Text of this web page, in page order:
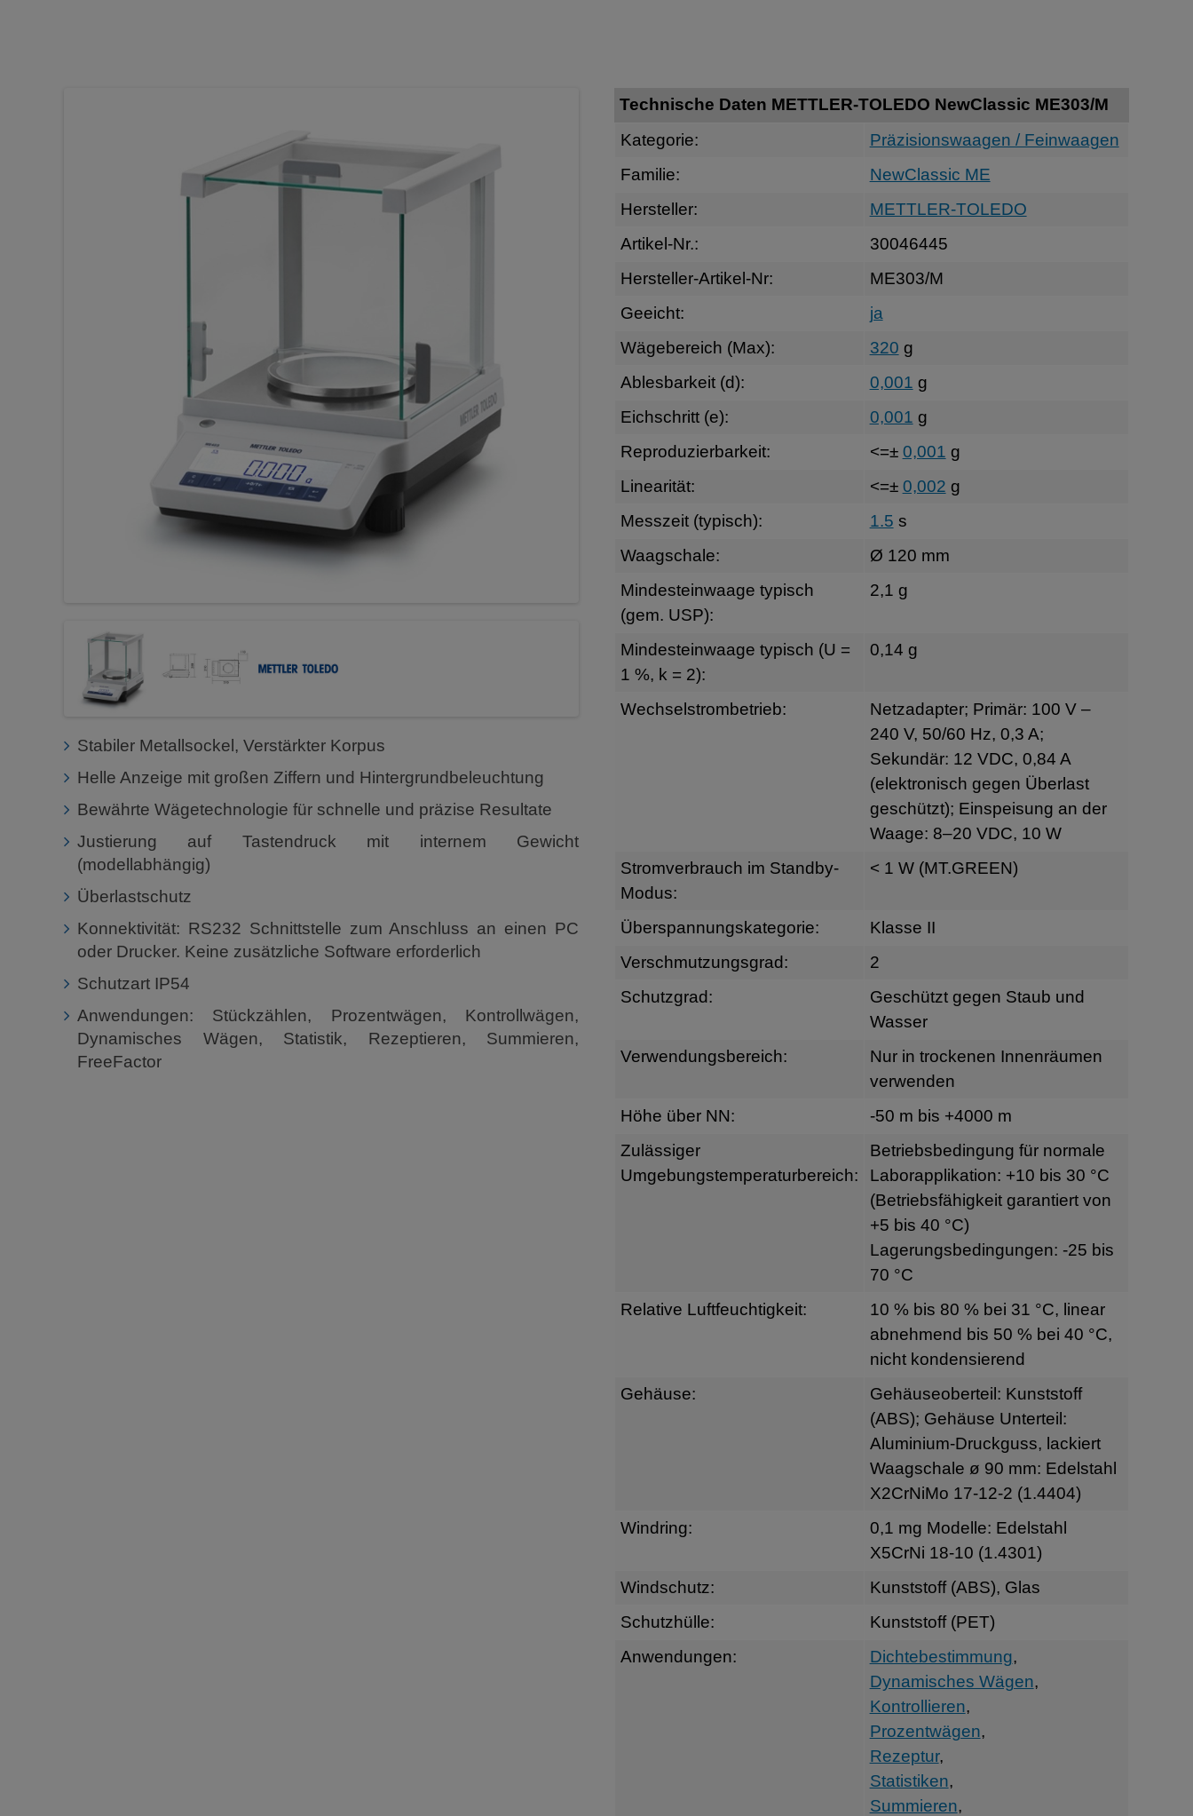
Stabiler Metallsockel, Verstärkter Korpus
Helle Anzeige mit großen Ziffern und Hintergrundbeleuchtung
Bewährte Wägetechnologie für schnelle und präzise Resultate
Justierung auf Tastendruck mit internem Gewicht
(modellabhängig)
Überlastschutz
Konnektivität: RS232 Schnittstelle zum Anschluss an einen PC
oder Drucker. Keine zusätzliche Software erforderlich
Schutzart IP54
Anwendungen: Stückzählen, Prozentwägen, Kontrollwägen,
Dynamisches Wägen, Statistik, Rezeptieren, Summieren,
FreeFactor
Technische Daten METTLER-TOLEDO NewClassic ME303/M
Kategorie:
Präzisionswaagen / Feinwaagen
Familie:
NewClassic ME
Hersteller:
METTLER-TOLEDO
Artikel-Nr.:
30046445
Hersteller-Artikel-Nr:
ME303/M
Geeicht:
ja
Wägebereich (Max):
320 g
Ablesbarkeit (d):
0,001 g
Eichschritt (e):
0,001 g
Reproduzierbarkeit:
<=± 0,001 g
Linearität:
<=± 0,002 g
Messzeit (typisch):
1.5 s
Waagschale:
Ø 120 mm
Mindesteinwaage typisch
(gem. USP):
2,1 g
Mindesteinwaage typisch (U =
1 %, k = 2):
0,14 g
Wechselstrombetrieb:
Netzadapter; Primär: 100 V –
240 V, 50/60 Hz, 0,3 A;
Sekundär: 12 VDC, 0,84 A
(elektronisch gegen Überlast
geschützt); Einspeisung an der
Waage: 8–20 VDC, 10 W
Stromverbrauch im Standby-
Modus:
< 1 W (MT.GREEN)
Überspannungskategorie:
Klasse II
Verschmutzungsgrad:
2
Schutzgrad:
Geschützt gegen Staub und
Wasser
Verwendungsbereich:
Nur in trockenen Innenräumen
verwenden
Höhe über NN:
-50 m bis +4000 m
Zulässiger
Umgebungstemperaturbereich:
Betriebsbedingung für normale
Laborapplikation: +10 bis 30 °C
(Betriebsfähigkeit garantiert von
+5 bis 40 °C)
Lagerungsbedingungen: -25 bis
70 °C
Relative Luftfeuchtigkeit:
10 % bis 80 % bei 31 °C, linear
abnehmend bis 50 % bei 40 °C,
nicht kondensierend
Gehäuse:
Gehäuseoberteil: Kunststoff
(ABS); Gehäuse Unterteil:
Aluminium-Druckguss, lackiert
Waagschale ø 90 mm: Edelstahl
X2CrNiMo 17-12-2 (1.4404)
Windring:
0,1 mg Modelle: Edelstahl
X5CrNi 18-10 (1.4301)
Windschutz:
Kunststoff (ABS), Glas
Schutzhülle:
Kunststoff (PET)
Anwendungen:
Dichtebestimmung,
Dynamisches Wägen,
Kontrollieren,
Prozentwägen,
Rezeptur,
Statistiken,
Summieren,